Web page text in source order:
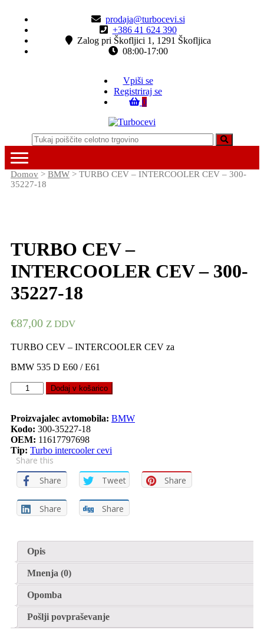
navigation
content
prodaja@turbocevi.si
+386 41 624 390
Zalog pri Škofljici 1, 1291 Škofljica
08:00-17:00
Vpiši se
Registriraj se
0
Turbocevi
Turbo ideal – turbo cevi
Domov > BMW > TURBO CEV – INTERCOOLER CEV – 300-
35227-18
TURBO CEV –
INTERCOOLER CEV – 300-
35227-18
€87,00 Z DDV
TURBO CEV – INTERCOOLER CEV za
BMW 535 D E60 / E61
TURBO
CEV
INTERCOOLER
CEV
–
300-
35227-
18
quantity
Dodaj v košarico
Proizvajalec avtomobila: BMW
Kodo: 300-35227-18
OEM: 11617797698
Tip: Turbo intercooler cevi
Share this
Share
Tweet Share
Share Share
Opis
Mnenja (0)
Opomba
Pošlji povpraševanje